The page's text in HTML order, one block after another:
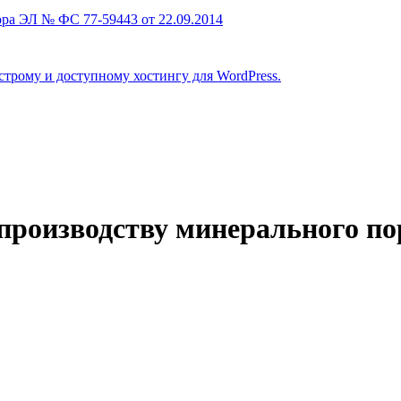
ЭЛ № ФС 77-59443 от 22.09.2014
и доступному хостингу для WordPress.
минерального